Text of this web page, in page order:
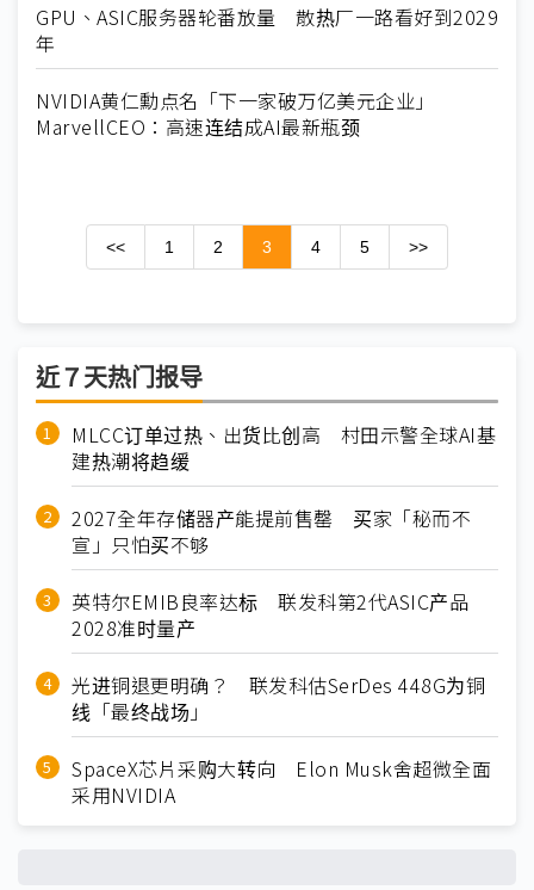
GPU、ASIC服务器轮番放量 散热厂一路看好到2029
年
NVIDIA黄仁勳点名「下一家破万亿美元企业」
MarvellCEO：高速连结成AI最新瓶颈
<< 1 2 3 4 5 >>
近７天热门报导
MLCC订单过热、出货比创高 村田示警全球AI基
建热潮将趋缓
2027全年存储器产能提前售罄 买家「秘而不
宣」只怕买不够
英特尔EMIB良率达标 联发科第2代ASIC产品
2028准时量产
光进铜退更明确？ 联发科估SerDes 448G为铜
线「最终战场」
SpaceX芯片采购大转向 Elon Musk舍超微全面
采用NVIDIA